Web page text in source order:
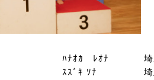
ﾊﾅｵｶ ﾚｵﾅ
ｽｽﾞｷ ｿﾅ